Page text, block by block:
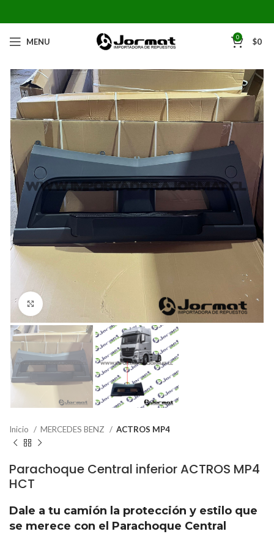
MENU 0 $0
Click to enlarge
Inicio MERCEDES BENZ ACTROS MP4
Parachoque Central inferior ACTROS MP4
HCT
Dale a tu camión la protección y estilo que
se merece con el Parachoque Central